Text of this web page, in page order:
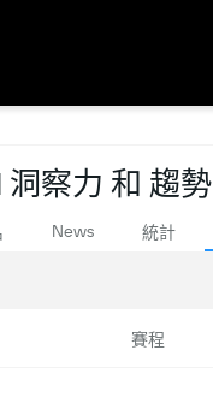
洞察力 和 趨勢
News 統計
賽程